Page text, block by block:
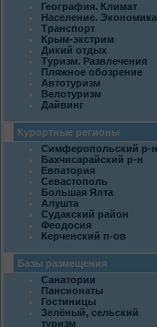
География. Климат
Население. Экономика
Транспорт
Крым-экстрим
Дикий отдых
Туризм. Развлечения
Пляжное обозрение
Автотуризм
Велотуризм
Дайвинг
Курортные регионы
Симферопольский р-н
Бахчисарайский р-н
Евпатория
Севастополь
Большая Ялта
Алушта
Судакский район
Феодосия
Керченский п-ов
Базы размещения
Санатории
Пансионаты
Гостиницы
Зелёный, сельский
туризм